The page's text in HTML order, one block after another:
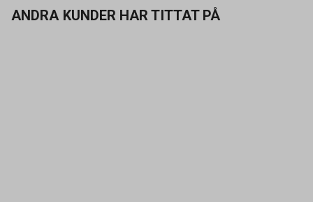
ANDRA KUNDER HAR TITTAT PÅ